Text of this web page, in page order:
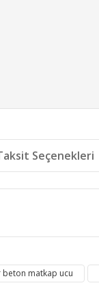
Seçenekleri
beton matkap ucu